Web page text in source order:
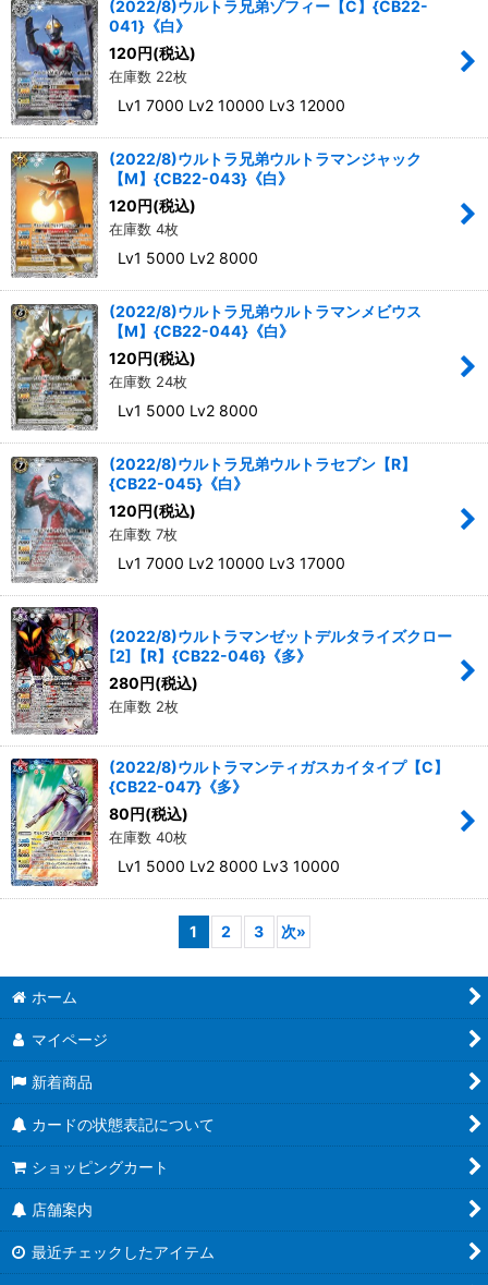
(2022/8)ウルトラ兄弟ゾフィー【C】{CB22-
041}《白》
120 円(税込)
在庫数 22枚
Lv1 7000 Lv2 10000 Lv3 12000
(2022/8)ウルトラ兄弟ウルトラマンジャック
【M】{CB22-043}《白》
120 円(税込)
在庫数 4枚
Lv1 5000 Lv2 8000
(2022/8)ウルトラ兄弟ウルトラマンメビウス
【M】{CB22-044}《白》
120 円(税込)
在庫数 24枚
Lv1 5000 Lv2 8000
(2022/8)ウルトラ兄弟ウルトラセブン【R】
{CB22-045}《白》
120 円(税込)
在庫数 7枚
Lv1 7000 Lv2 10000 Lv3 17000
(2022/8)ウルトラマンゼットデルタライズクロー
[2]【R】{CB22-046}《多》
280円(税込)
在庫数 2枚
(2022/8)ウルトラマンティガスカイタイプ【C】
{CB22-047}《多》
80円(税込)
在庫数 40枚
Lv1 5000 Lv2 8000 Lv3 10000
1 2 3 次»
ホーム
マイページ
新着商品
カードの状態表記について
ショッピングカート
店舗案内
最近チェックしたアイテム